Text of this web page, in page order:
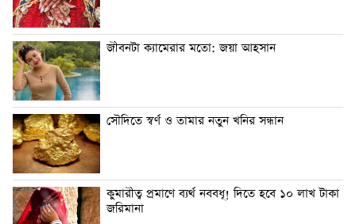
জীবনটা ক্যামেরার মতো: জয়া আহসান
সৌদিতে স্বর্ণ ও তামার নতুন খনির সন্ধান
কুমারীত্ব প্রমাণে ব্যর্থ নববধূ! দিতে হবে ১০ লাখ টাকা
জরিমানা